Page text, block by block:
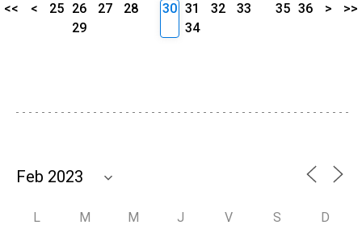
<< < 25 26 27
28
29
30 31 32
33
34
35 36 > >>
L M M J V S D